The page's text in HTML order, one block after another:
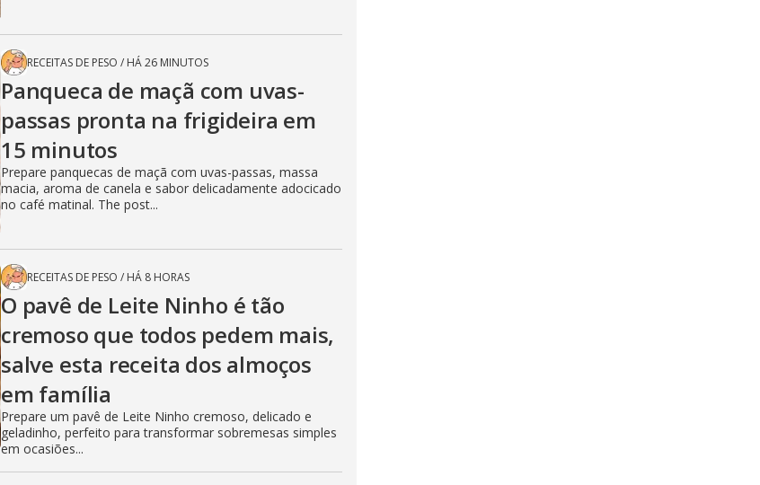
RECEITAS DE PESO / HÁ 26 MINUTOS
Panqueca de maçã com uvas-
passas pronta na frigideira em
15 minutos
Prepare panquecas de maçã com uvas-passas, massa
macia, aroma de canela e sabor delicadamente adocicado
no café matinal. The post...
RECEITAS DE PESO / HÁ 8 HORAS
O pavê de Leite Ninho é tão
cremoso que todos pedem mais,
salve esta receita dos almoços
em família
Prepare um pavê de Leite Ninho cremoso, delicado e
geladinho, perfeito para transformar sobremesas simples
em ocasiões...